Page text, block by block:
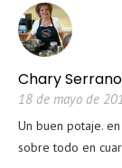
Chary Serrano
18 de mayo de
Un buen potaje.
sobre todo en